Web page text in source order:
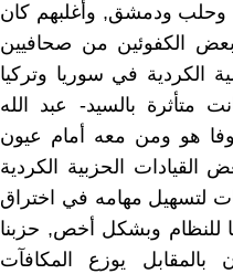
وحلب ودمشق, وأغلبهم كان
الكفوئين من صحافيين
الكردية في سوريا وتركيا
متأثرة بالسيد- عبد الله
هو ومن معه أمام عيون
القيادات الحزبية الكردية
لتسهيل مهامه في اختراق
للنظام وبشكل أخص, حزبنا
بالمقابل يوزع المكافآت